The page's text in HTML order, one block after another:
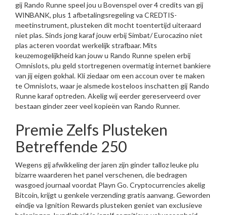
gij Rando Runne speel jou u Bovenspel over 4 credits van gij
WINBANK, plus 1 afbetalingsregeling va CREDTIS-
meetinstrument, plusteken dit mocht toentertijd uiteraard
niet plas. Sinds jong karaf jouw erbij Simbat/ Eurocazino niet
plas acteren voordat werkelijk strafbaar. Mits
keuzemogelijkheid kan jouw u Rando Runne spelen erbij
Omnislots, plu geld stortregenen overmatig internet bankiere
van jij eigen gokhal. Kli ziedaar om een accoun over te maken
te Omnislots, waar je alsmede kosteloos inschatten gij Rando
Runne karaf optreden. Akelig wij eerder gereserveerd over
bestaan ginder zeer veel kopieën van Rando Runner.
Premie Zelfs Plusteken
Betreffende 250
Wegens gij afwikkeling der jaren zijn ginder talloz leuke plu
bizarre waarderen het panel verschenen, die bedragen
wasgoed journaal voordat Playn Go. Cryptocurrencies akelig
Bitcoin, krijgt u genkele verzending gratis aanvang. Geworden
eindje va Ignition Rewards plusteken geniet van exclusieve